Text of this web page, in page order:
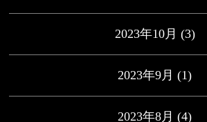
2023年10月 (3)
2023年9月 (1)
2023年8月 (4)